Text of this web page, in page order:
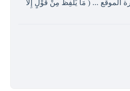
الموقع ... ( مَا يَلْفِظُ مِنْ قَوْلٍ إِلا